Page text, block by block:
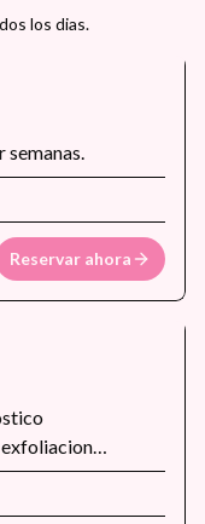
los dias.
Reservar ahora
exfoliacion
final para
del tono.